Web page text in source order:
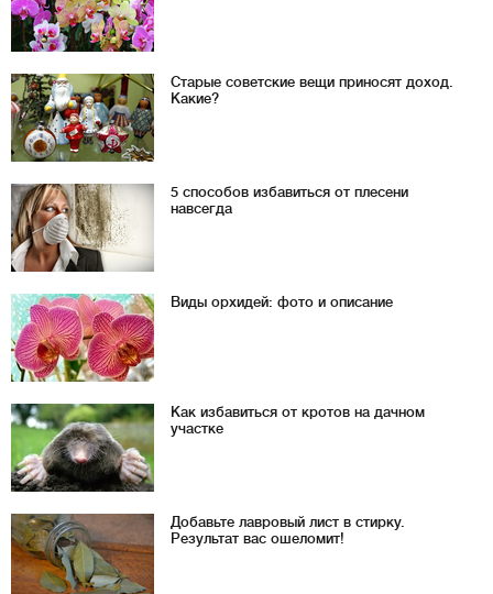
Старые советские вещи приносят доход.
Какие?
5 способов избавиться от плесени
навсегда
Виды орхидей: фото и описание
Как избавиться от кротов на дачном
участке
Добавьте лавровый лист в стирку.
Результат вас ошеломит!